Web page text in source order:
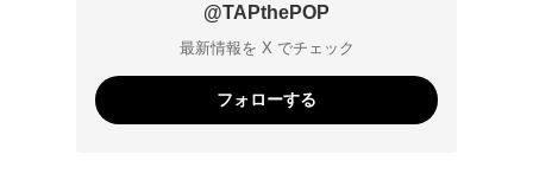
@TAPthePOP
最新情報を X でチェック
フォローする